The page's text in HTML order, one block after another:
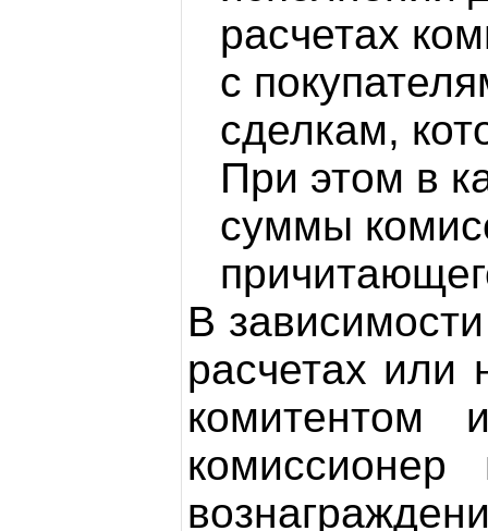
расчетах
с
сделкам,
При этом в
суммы
В
расчетах или
комитентом